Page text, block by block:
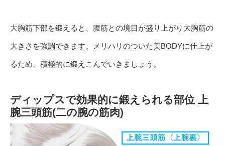
大胸筋下部を鍛えると、腹筋との境目が盛り上がり大胸筋の
大きさを強調できます。メリハリのついた美BODYに仕上が
るため、積極的に鍛えこんでいきましょう。
ディップスで効果的に鍛えられる部位 上
腕三頭筋(二の腕の筋肉)